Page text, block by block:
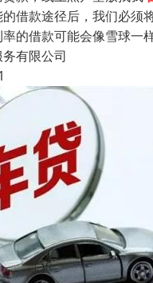
借款途径后，我们必须
的借款可能会像雪球一
有限公司